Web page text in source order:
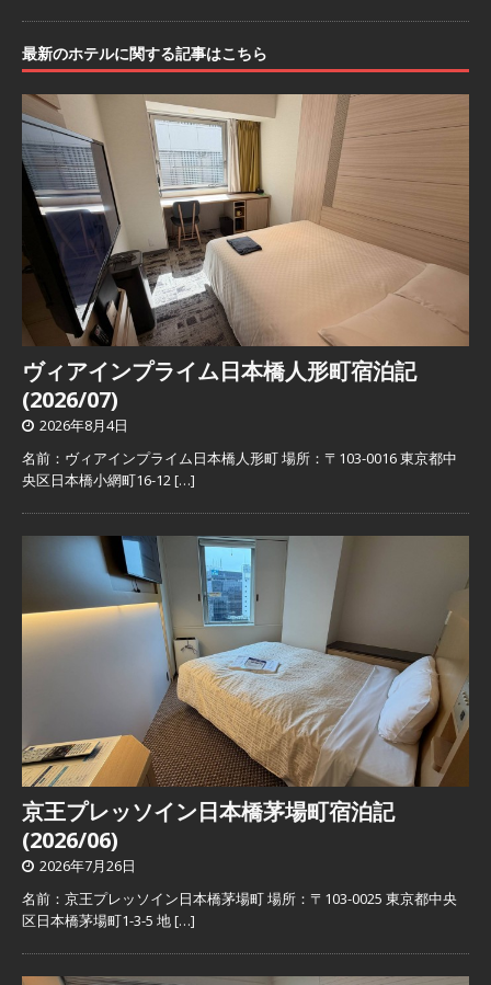
最新のホテルに関する記事はこちら
ヴィアインプライム日本橋人形町宿泊記
(2026/07)
2026年8月4日
名前：ヴィアインプライム日本橋人形町 場所：〒103-0016 東京都中
央区日本橋小網町16-12 […]
京王プレッソイン日本橋茅場町宿泊記
(2026/06)
2026年7月26日
名前：京王プレッソイン日本橋茅場町 場所：〒103-0025 東京都中央
区日本橋茅場町1-3-5 地[…]